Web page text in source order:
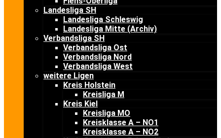
Landesliga SH
Landesliga Schleswig
Landesliga Mitte (Archiv)
Verbandsliga SH
Verbandsliga Ost
Verbandsliga Nord
Verbandsliga West
weitere Ligen
Kreis Holstein
Kreisliga M
Kreis Kiel
Kreisliga MO
Kreisklasse A – NO1
Kreisklasse A – NO2